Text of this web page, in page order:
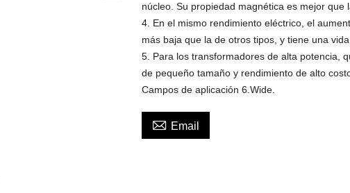
núcleo. Su propiedad magnética es mejor que
4. En el mismo rendimiento eléctrico, el
más baja que la de otros tipos, y tiene una
5. Para los transformadores de alta potencia,
de pequeño tamaño y rendimiento de alto
Campos de aplicación 6.Wide.
 Email